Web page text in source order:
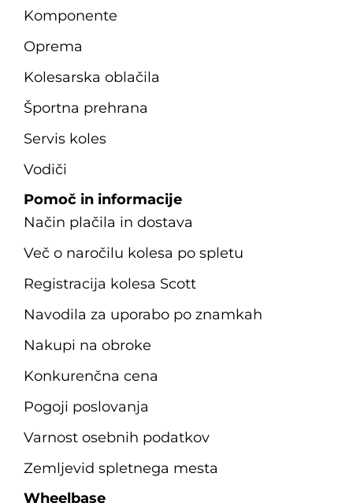
Komponente
Oprema
Kolesarska oblačila
Športna prehrana
Servis koles
Vodiči
Pomoč in informacije
Način plačila in dostava
Več o naročilu kolesa po spletu
Registracija kolesa Scott
Navodila za uporabo po znamkah
Nakupi na obroke
Konkurenčna cena
Pogoji poslovanja
Varnost osebnih podatkov
Zemljevid spletnega mesta
Wheelbase